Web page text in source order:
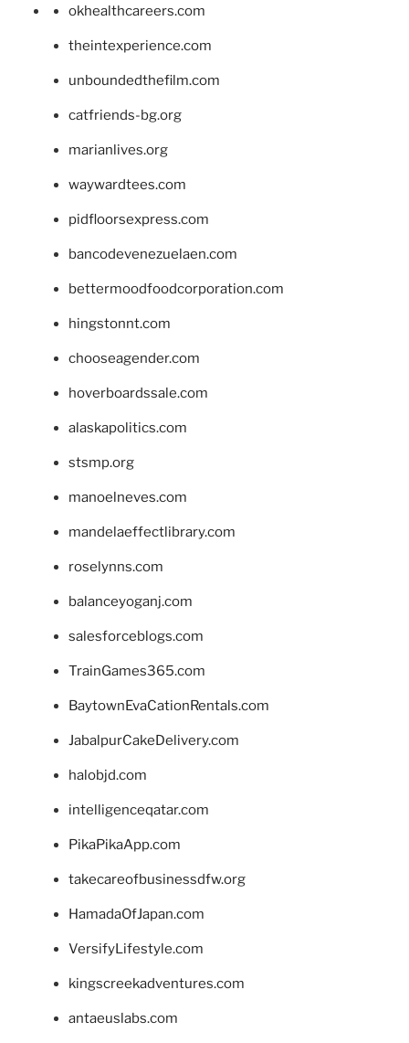
okhealthcareers.com
theintexperience.com
unboundedthefilm.com
catfriends-bg.org
marianlives.org
waywardtees.com
pidfloorsexpress.com
bancodevenezuelaen.com
bettermoodfoodcorporation.com
hingstonnt.com
chooseagender.com
hoverboardssale.com
alaskapolitics.com
stsmp.org
manoelneves.com
mandelaeffectlibrary.com
roselynns.com
balanceyoganj.com
salesforceblogs.com
TrainGames365.com
BaytownEvaCationRentals.com
JabalpurCakeDelivery.com
halobjd.com
intelligenceqatar.com
PikaPikaApp.com
takecareofbusinessdfw.org
HamadaOfJapan.com
VersifyLifestyle.com
kingscreekadventures.com
antaeuslabs.com